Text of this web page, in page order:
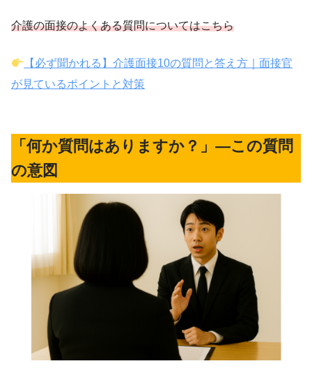
介護の面接のよくある質問についてはこちら
【必ず聞かれる】介護面接10の質問と答え方｜面接官
が見ているポイントと対策
「何か質問はありますか？」―この質問
の意図